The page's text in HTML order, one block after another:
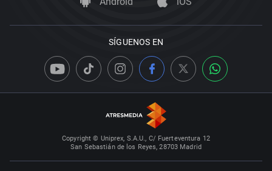
SÍGUENOS EN
Copyright © Uniprex, S.A.U., C/ Fuerteventura 12
San Sebastián de los Reyes, 28703 Madrid